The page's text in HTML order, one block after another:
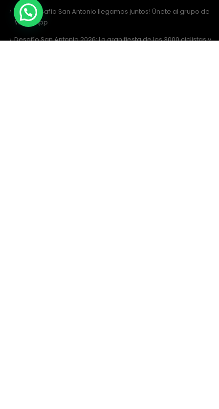
¡Al Desafío San Antonio llegamos juntos! Únete al grupo de
WhatsApp
Desafío San Antonio 2026: La gran fiesta de los 3000 ciclistas y